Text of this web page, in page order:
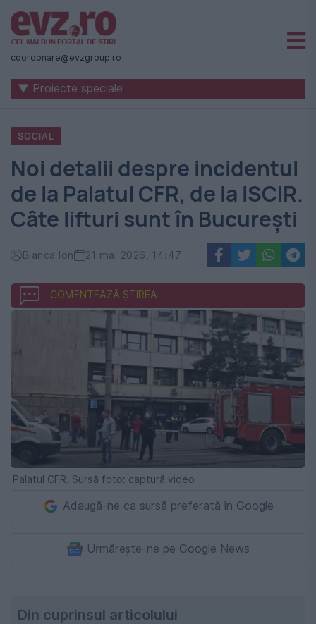
Știri
naționale
internaționale
România
-
Evenimentul
Zilei
coordonare@evzgroup.ro
▼ Proiecte speciale
SOCIAL
Noi detalii despre incidentul
de la Palatul CFR, de la ISCIR.
Câte lifturi sunt în București
Bianca Ion 21 mai 2026, 14:47
COMENTEAZĂ ȘTIREA
Palatul CFR. Sursă foto: captură video
Adaugă-ne ca sursă preferată în Google
Urmărește-ne pe Google News
Din cuprinsul articolului